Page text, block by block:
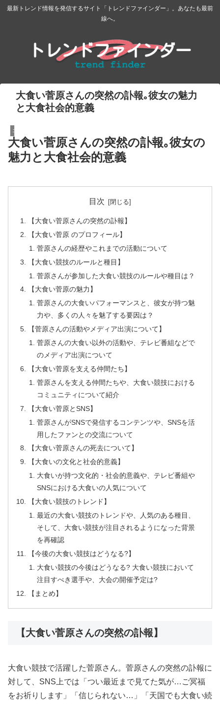
最新トレンド情報を発信するサイト「トレンドファインダー」。あなたも最前
線へ。
大食い菅原さんの突然の訃報｡彼女の魅力
と大食社会的意義
エンターテイメント
大食い菅原さんの突然の訃報｡彼女の
魅力と大食社会的意義
目次
【大食い菅原さんの突然の訃報】
【大食い菅原 のプロフィール】
菅原さんの経歴やこれまでの活動について
【大食い競技のルールと種目】
菅原さんが参加した大食い競技のルールや種目は？
【大食い菅原の魅力】
菅原さんの大食いパフォーマンスと、彼女が持つ魅
力や、多くの人々を魅了する要因は？
【菅原さんの活動やメディア出演について】
菅原さんの大食い以外の活動や、テレビ番組などで
のメディア出演について
【大食い菅原を支える仲間たち】
菅原さんを支える仲間たちや、大食い競技における
コミュニティについて紹介
【大食い菅原とSNS】
菅原さんがSNSで発信するコンテンツや、SNSを活
用したファンとの交流について
【大食い菅原さんの死去について】
【大食いの文化と社会的意義】
大食いが持つ文化的・社会的意義や、テレビ番組や
SNSにおける大食いの人気について
【大食い競技のトレンド】
最近の大食い競技のトレンドや、人気のある種目、
そして、大食い競技が注目されるようになった背景
を再確認
【今後の大食い競技はどうなる?】
大食い競技の今後はどうなる? 大食い競技において
注目すべき選手や、大会の開催予定は?
【まとめ】
【大食い菅原さんの突然の訃報】
大食い競技で活躍した菅原さん。菅原さんの突然の訃報に
対して、SNS上では「つい最近まで見てた気が…ご冥福
をお祈りします」「信じられない…」「天国でも大食い続